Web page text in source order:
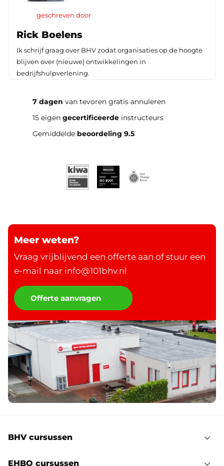
geschreven door
Rick Boelens
Ik schrijf graag over BHV zodat organisaties op de hoogte
blijven over (nieuwe) ontwikkelingen in
bedrijfshulpverlening.
7 dagen van tevoren gratis annuleren
15 eigen gecertificeerdeinstructeurs
Gemiddelde beoordeling 9.5
Meer weten?
Vraag vrijblijvend een offerte aan of stuur een
e-mail naar info@101bhv.nl
Offerte aanvragen
BHV cursussen
EHBO cursussen